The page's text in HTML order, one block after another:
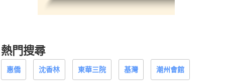
熱門搜尋
惠僑 沈香林 東華三院 基灣 潮州會館